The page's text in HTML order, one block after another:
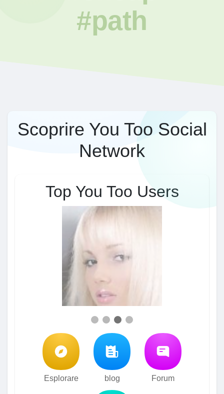
#path
Scoprire You Too Social
Network
Top You Too Users
Esplorare blog Forum